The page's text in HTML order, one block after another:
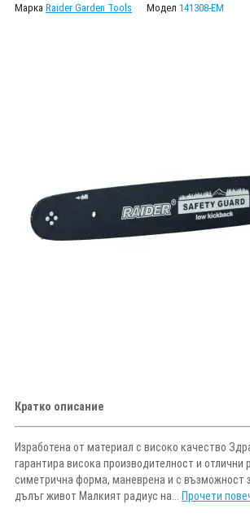
Марка Raider Garden Tools Модел 141308-EM
Кратко описание
Изработена от материал с високо качество
гарантира висока производителност и отлични
симетрична форма, маневрена и с възможност
дълъг живот Малкият радиус на... Прочети